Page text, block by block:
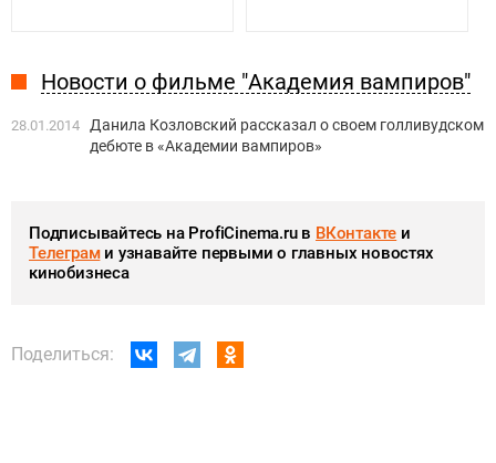
Новости о фильме "Академия вампиров"
28.01.2014
Данила Козловский рассказал о своем голливудском
дебюте в «Академии вампиров»
Подписывайтесь на ProfiCinema.ru в ВКонтакте и
Телеграми узнавайте первыми о главных новостях
кинобизнеса
Поделиться: